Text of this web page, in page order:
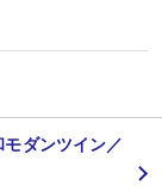
ぜひこの機会にお越し
料理をお届け♪熱々で
の海鮮焼きなどご当
モダンツイン／